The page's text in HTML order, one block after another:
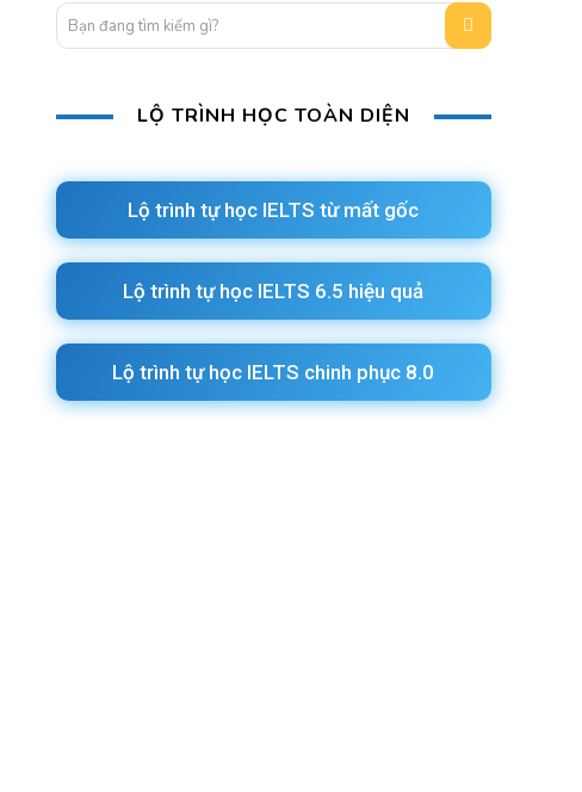
Bạn đang tìm kiếm gì?
LỘ TRÌNH HỌC TOÀN DIỆN
Lộ trình tự học IELTS từ mất gốc
Lộ trình tự học IELTS 6.5 hiệu quả
Lộ trình tự học IELTS chinh phục 8.0